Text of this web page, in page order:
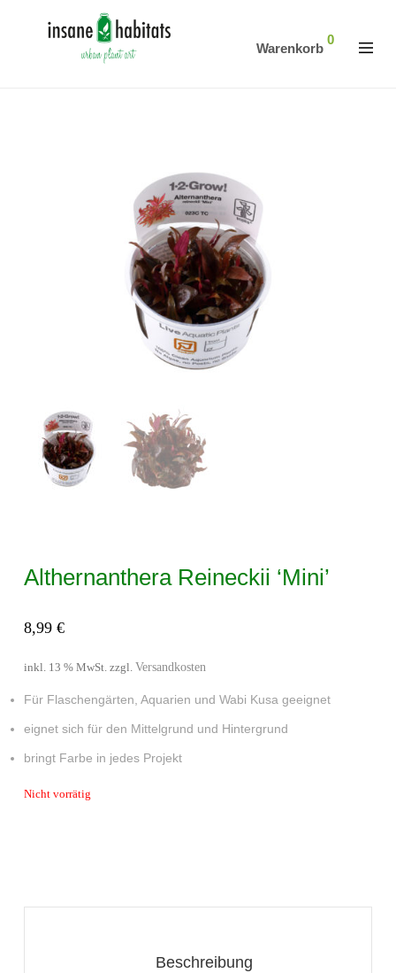
Warenkorb
0
Althernanthera Reineckii ‘Mini’
8,99 €
inkl. 13 % MwSt. zzgl. Versandkosten
Für Flaschengärten, Aquarien und Wabi Kusa geeignet
eignet sich für den Mittelgrund und Hintergrund
bringt Farbe in jedes Projekt
Nicht vorrätig
Beschreibung